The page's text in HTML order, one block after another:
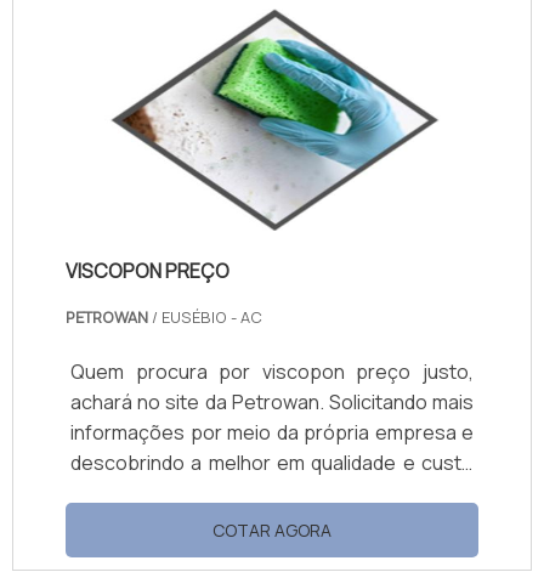
uma resistência excepcional contra
desgastes diários, manchas e rachaduras.
Proteja suas paredes de impactos e garanta
uma aparência ...
VISCOPON PREÇO
PETROWAN / EUSÉBIO - AC
Quem procura por viscopon preço justo,
achará no site da Petrowan. Solicitando mais
informações por meio da própria empresa e
descobrindo a melhor em qualidade e custo
preço acessível, com a Petrowan o cliente
encontrará ótima qualidade com soluções de
COTAR AGORA